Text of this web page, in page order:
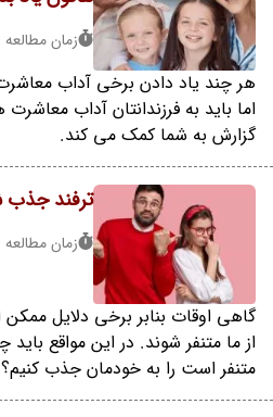
زمان مطالعه : 5
هر چند یاد دادن برخی آداب
اما باید به فرزندانتان آداب
گزارش به شما کمک می کند.
ترفند جذب
زمان مطالعه : 6
گاهی اوقات بنابر برخی دلایل
از ما متنفر شوند. در این مواقع باید
متنفر است را به خودمان جذب کنیم؟